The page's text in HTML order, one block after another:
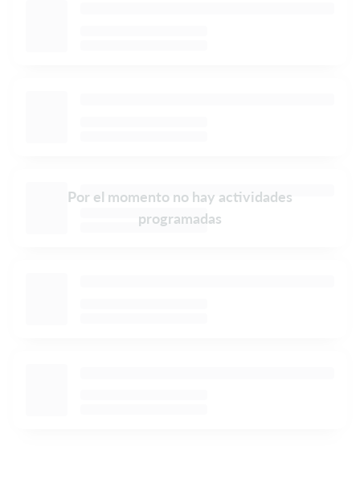
Por el momento no hay actividades
programadas